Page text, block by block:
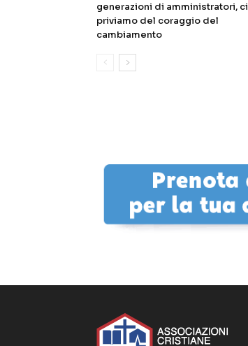
generazioni di amministratori, ci
priviamo del coraggio del
cambiamento